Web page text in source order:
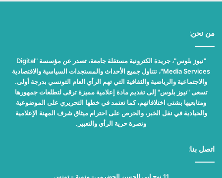
من نحن:
"نيوز بلوس"، جريدة الكترونية مستقلة جامعة، تصدر عن مؤسسة "Digital
Media Services"، تتناول جميع الأحداث والمستجدات السياسية والاقتصادية
والاجتماعية والرياضية والثقافية التي تهم الرأي العام التونسي بدرجة أولى.
تسعى "نيوز بلوس" إلى تقديم مادة إعلامية مميزة ترقى لتطلعات جمهورها
ومتابعيها بشتى اختلافاتهم، كما تعتمد في خطها التحريري على الموضوعية
والحيادية في نقل الخبر، والحرص على احترام ميثاق شرف المهنة الإعلامية
ونصرة حرية الرأي والتعبير.
اتصل بنا: